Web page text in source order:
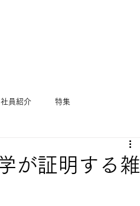
社員紹介 特集
が証明する雑